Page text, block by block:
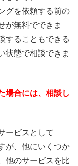
グを依頼する前の
が無料でできま
することもできる
状態で相談できま
場合には、相談し
ービスとして
が、他にいくつか
他のサービスを比